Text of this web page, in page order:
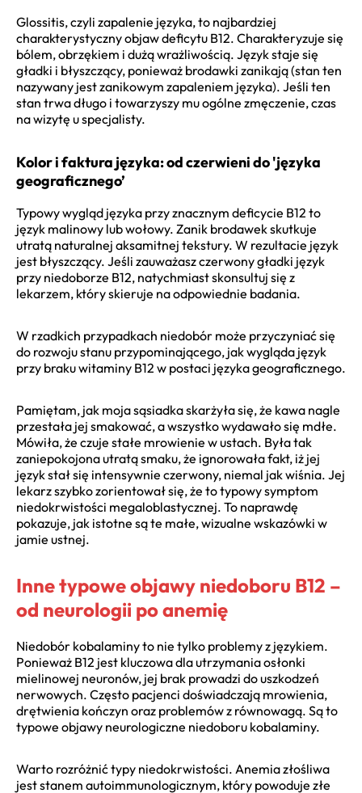
Glossitis, czyli zapalenie języka, to najbardziej
charakterystyczny objaw deficytu B12. Charakteryzuje się
bólem, obrzękiem i dużą wrażliwością. Język staje się
gładki i błyszczący, ponieważ brodawki zanikają (stan ten
nazywany jest zanikowym zapaleniem języka). Jeśli ten
stan trwa długo i towarzyszy mu ogólne zmęczenie, czas
na wizytę u specjalisty.
Kolor i faktura języka: od czerwieni do 'języka
geograficznego’
Typowy wygląd języka przy znacznym deficycie B12 to
język malinowy lub wołowy. Zanik brodawek skutkuje
utratą naturalnej aksamitnej tekstury. W rezultacie język
jest błyszczący. Jeśli zauważasz czerwony gładki język
przy niedoborze B12, natychmiast skonsultuj się z
lekarzem, który skieruje na odpowiednie badania.
W rzadkich przypadkach niedobór może przyczyniać się
do rozwoju stanu przypominającego, jak wygląda język
przy braku witaminy B12 w postaci języka geograficznego.
Pamiętam, jak moja sąsiadka skarżyła się, że kawa nagle
przestała jej smakować, a wszystko wydawało się mdłe.
Mówiła, że czuje stałe mrowienie w ustach. Była tak
zaniepokojona utratą smaku, że ignorowała fakt, iż jej
język stał się intensywnie czerwony, niemal jak wiśnia. Jej
lekarz szybko zorientował się, że to typowy symptom
niedokrwistości megaloblastycznej. To naprawdę
pokazuje, jak istotne są te małe, wizualne wskazówki w
jamie ustnej.
Inne typowe objawy niedoboru B12 –
od neurologii po anemię
Niedobór kobalaminy to nie tylko problemy z językiem.
Ponieważ B12 jest kluczowa dla utrzymania osłonki
mielinowej neuronów, jej brak prowadzi do uszkodzeń
nerwowych. Często pacjenci doświadczają mrowienia,
drętwienia kończyn oraz problemów z równowagą. Są to
typowe objawy neurologiczne niedoboru kobalaminy.
Warto rozróżnić typy niedokrwistości. Anemia złośliwa
jest stanem autoimmunologicznym, który powoduje złe